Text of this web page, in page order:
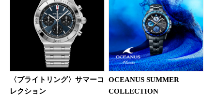
〈ブライトリング〉サマーコ
レクション
OCEANUS SUMMER
COLLECTION